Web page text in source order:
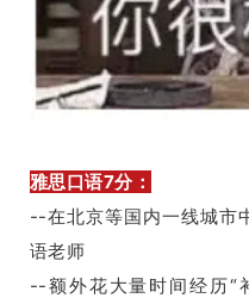
雅思口语7分：
--在北京等国内一线城市
语老师
--额外花大量时间经历“